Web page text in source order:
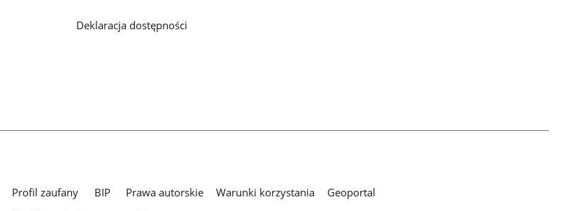
Deklaracja dostępności
Profil zaufany BIP Prawa autorskie Warunki korzystania
Geoportal